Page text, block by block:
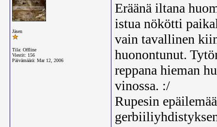
Jäsen
Tila: Offline
Viestit: 156
Päivämäärä: Mar 12, 2006
Eräänä iltana
istua nökötti
vain tavallinen
huonontunut.
reppana hieman
vinossa. :/
Rupesin